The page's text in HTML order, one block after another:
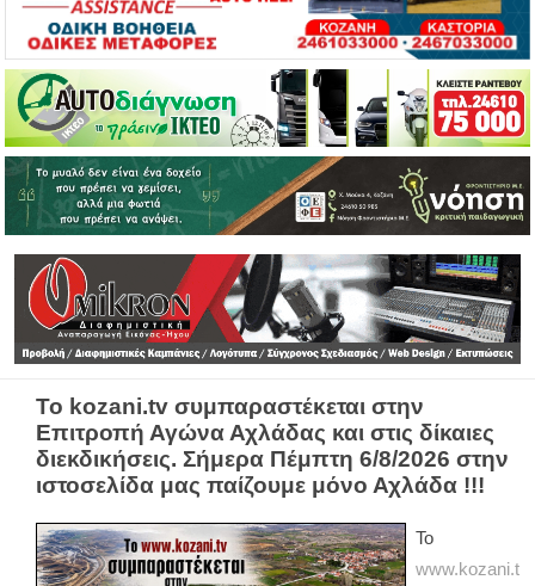
Το kozani.tv συμπαραστέκεται στην
Επιτροπή Αγώνα Αχλάδας και στις δίκαιες
διεκδικήσεις. Σήμερα Πέμπτη 6/8/2026 στην
ιστοσελίδα μας παίζουμε μόνο Αχλάδα !!!
Το
www.kozani.t